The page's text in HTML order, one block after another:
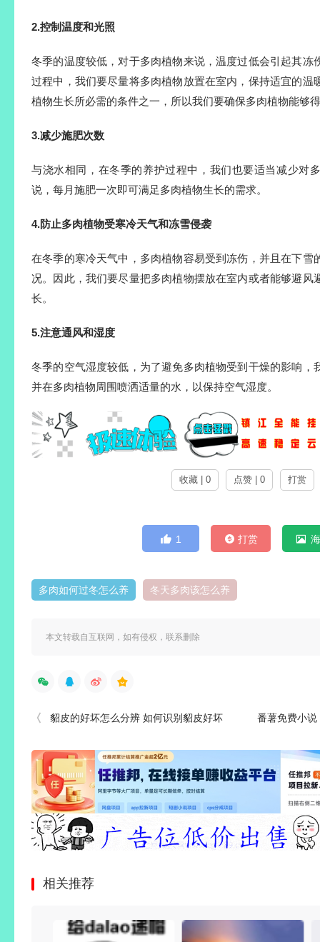
2.控制温度和光照
冬季的温度较低，对于多肉植物来说，温度过低会引起其冻
过程中，我们要尽量将多肉植物放置在室内，保持适宜的温
植物生长所必需的条件之一，所以我们要确保多肉植物能够
3.减少施肥次数
与浇水相同，在冬季的养护过程中，我们也要适当减少对
说，每月施肥一次即可满足多肉植物生长的需求。
4.防止多肉植物受寒冷天气和冻雪侵袭
在冬季的寒冷天气中，多肉植物容易受到冻伤，并且在下雪
况。因此，我们要尽量把多肉植物摆放在室内或者能够避风
长。
5.注意通风和湿度
冬季的空气湿度较低，为了避免多肉植物受到干燥的影响，
并在多肉植物周围喷洒适量的水，以保持空气湿度。
收藏 | 0 点赞 | 0 打赏
1 打赏
多肉如何过冬怎么养 冬天多肉该怎么养
本文转载自互联网，如有侵权，联系删除
貂皮的好坏怎么分辨 如何识别貂皮好坏 番薯免费小说
相关推荐